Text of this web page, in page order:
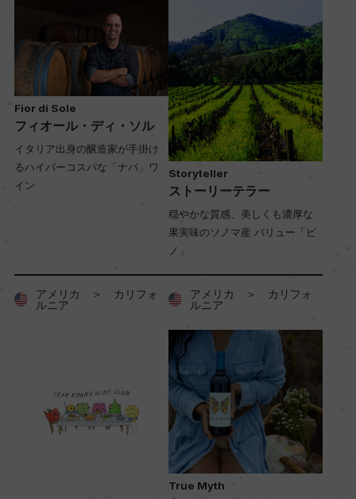
Fior di Sole
フィオール・ディ・ソル
イタリア出身の醸造家が手掛け
るハイパーコスパな「ナパ」ワ
イン
Storyteller
ストーリーテラー
穏やかな質感、美しくも濃厚な
果実味のソノマ産 バリュー「ピ
ノ」
アメリカ ＞ カリフォ
ルニア
アメリカ ＞ カリフォ
ルニア
True Myth